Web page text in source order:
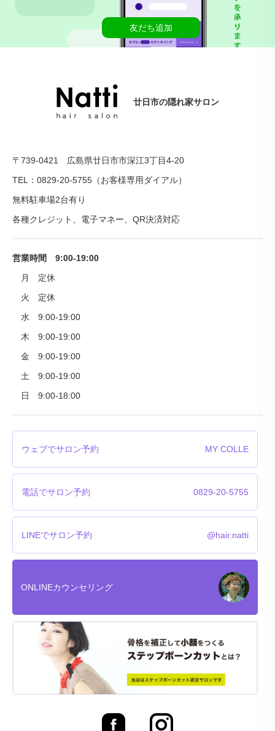
友だち追加
廿日市の隠れ家サロン
〒739-0421 広島県廿日市市深江3丁目4-20
TEL：0829-20-5755（お客様専用ダイアル）
無料駐車場2台有り
各種クレジット、電子マネー、QR決済対応
営業時間 9:00-19:00
月 定休
火 定休
水 9:00-19:00
木 9:00-19:00
金 9:00-19:00
土 9:00-19:00
日 9:00-18:00
ウェブでサロン予約 MY COLLE
電話でサロン予約 0829-20-5755
LINEでサロン予約 @hair.natti
ONLINEカウンセリング